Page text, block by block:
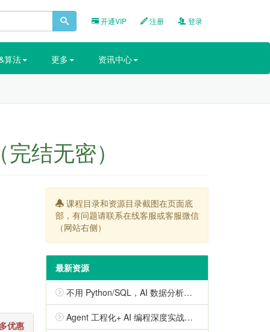
开通VIP 注册 登录
算法 更多 资讯中心
结无密）
优惠
课程目录和资源目录截图在页面底
部，有问题请联系在线客服或客服微信
（网站右侧）
最新资源
不用 Python/SQL，AI 数据分析实战课
Agent 工程化+ AI 编程深度实战营（包更新）